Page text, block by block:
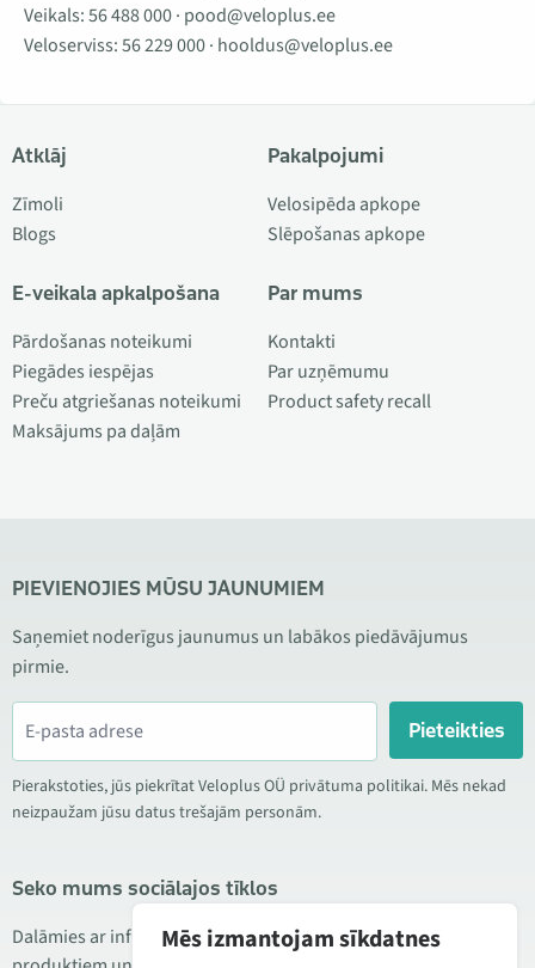
Veikals:56 488 000· pood@veloplus.ee
Veloserviss:56 229 000· hooldus@veloplus.ee
Atklāj
Zīmoli
Blogs
E-veikala apkalpošana
Pārdošanas noteikumi
Piegādes iespējas
Preču atgriešanas noteikumi
Maksājums pa daļām
Pakalpojumi
Velosipēda apkope
Slēpošanas apkope
Par mums
Kontakti
Par uzņēmumu
Product safety recall
PIEVIENOJIES MŪSU JAUNUMIEM
Saņemiet noderīgus jaunumus un labākos piedāvājumus
pirmie.
Pieteikties
Pierakstoties, jūs piekrītat Veloplus OÜ privātuma politikai. Mēs nekad
neizpaužam jūsu datus trešajām personām.
Seko mums sociālajos tīklos
Dalāmies ar informāciju par izdevīgām akcijām, jauniem
Mēs izmantojam sīkdatnes